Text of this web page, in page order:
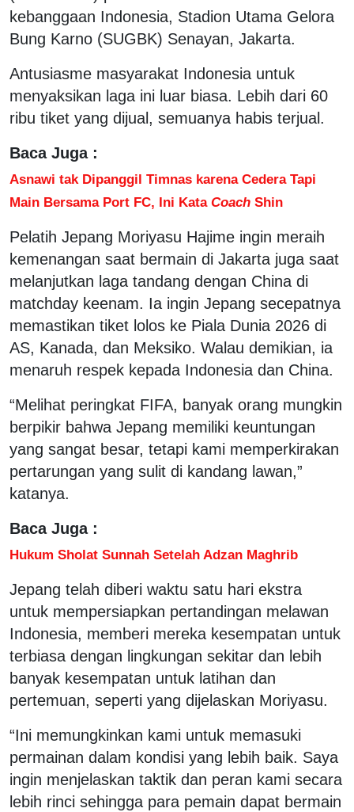
kebanggaan Indonesia, Stadion Utama Gelora
Bung Karno (SUGBK) Senayan, Jakarta.
Antusiasme masyarakat Indonesia untuk
menyaksikan laga ini luar biasa. Lebih dari 60
ribu tiket yang dijual, semuanya habis terjual.
Baca Juga :
Asnawi tak Dipanggil Timnas karena Cedera Tapi
Main Bersama Port FC, Ini Kata Coach Shin
Pelatih Jepang Moriyasu Hajime ingin meraih
kemenangan saat bermain di Jakarta juga saat
melanjutkan laga tandang dengan China di
matchday keenam. Ia ingin Jepang secepatnya
memastikan tiket lolos ke Piala Dunia 2026 di
AS, Kanada, dan Meksiko. Walau demikian, ia
menaruh respek kepada Indonesia dan China.
“Melihat peringkat FIFA, banyak orang mungkin
berpikir bahwa Jepang memiliki keuntungan
yang sangat besar, tetapi kami memperkirakan
pertarungan yang sulit di kandang lawan,”
katanya.
Baca Juga :
Hukum Sholat Sunnah Setelah Adzan Maghrib
Jepang telah diberi waktu satu hari ekstra
untuk mempersiapkan pertandingan melawan
Indonesia, memberi mereka kesempatan untuk
terbiasa dengan lingkungan sekitar dan lebih
banyak kesempatan untuk latihan dan
pertemuan, seperti yang dijelaskan Moriyasu.
“Ini memungkinkan kami untuk memasuki
permainan dalam kondisi yang lebih baik. Saya
ingin menjelaskan taktik dan peran kami secara
lebih rinci sehingga para pemain dapat bermain